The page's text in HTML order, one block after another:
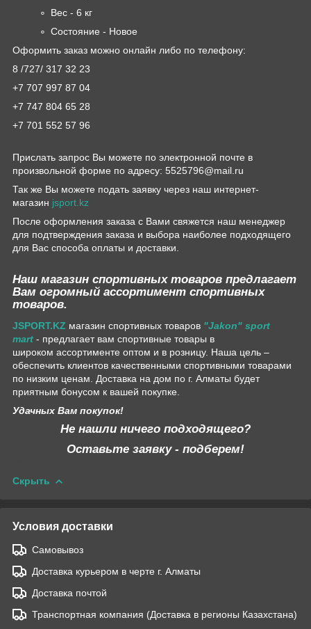
Вес - 6 кг
Состояние - Новое
Оформить заказ можно онлайн либо по телефону:
8 /727/ 317 32 23
+7 707 997 87 04
+7 747 804 65 28
+7 701 552 57 96
Прислать запрос Вы можете по электронной почте в
произвольной форме по адресу: 5525796@mail.ru
Так же Вы можете подать заявку через наш интернет-
магазин jsport.kz
После оформления заказа с Вами свяжется наш менеджер
для подтверждения заказа и выбора наиболее подходящего
для Вас способа оплаты и доставки.
Наш магазин спортивных товаров предлагает
Вам огромный ассортимент спортивных
товаров.
JSPORT.KZ магазин спортивных товаров "Jakon" sport
mart - предлагает вам спортивные товары в
широком ассортименте оптом и в розницу. Наша цель –
обеспечить клиентов качественными спортивными товарами
по низким ценам. Доставка на дом по г. Алматы будет
приятным бонусом к вашей покупке.
Удачных Вам покупок!
Не нашли ничего подходящего?
Оставьте заявку - подберем!
Скрыть
Условия доставки
Самовывоз
Доставка курьером в черте г. Алматы
Доставка почтой
Транспортная компания (Доставка в регионы Казахстана)